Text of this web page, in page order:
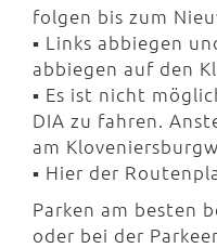
folgen bis zum
▪ Links abbiegen
abbiegen auf den
▪ Es ist nicht
DIA zu fahren.
am
▪ Hier der
Parken am besten
oder bei der